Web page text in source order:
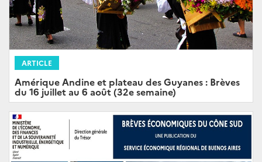
ARTICLE
Amérique Andine et plateau des Guyanes : Brèves
du 16 juillet au 6 août (32e semaine)